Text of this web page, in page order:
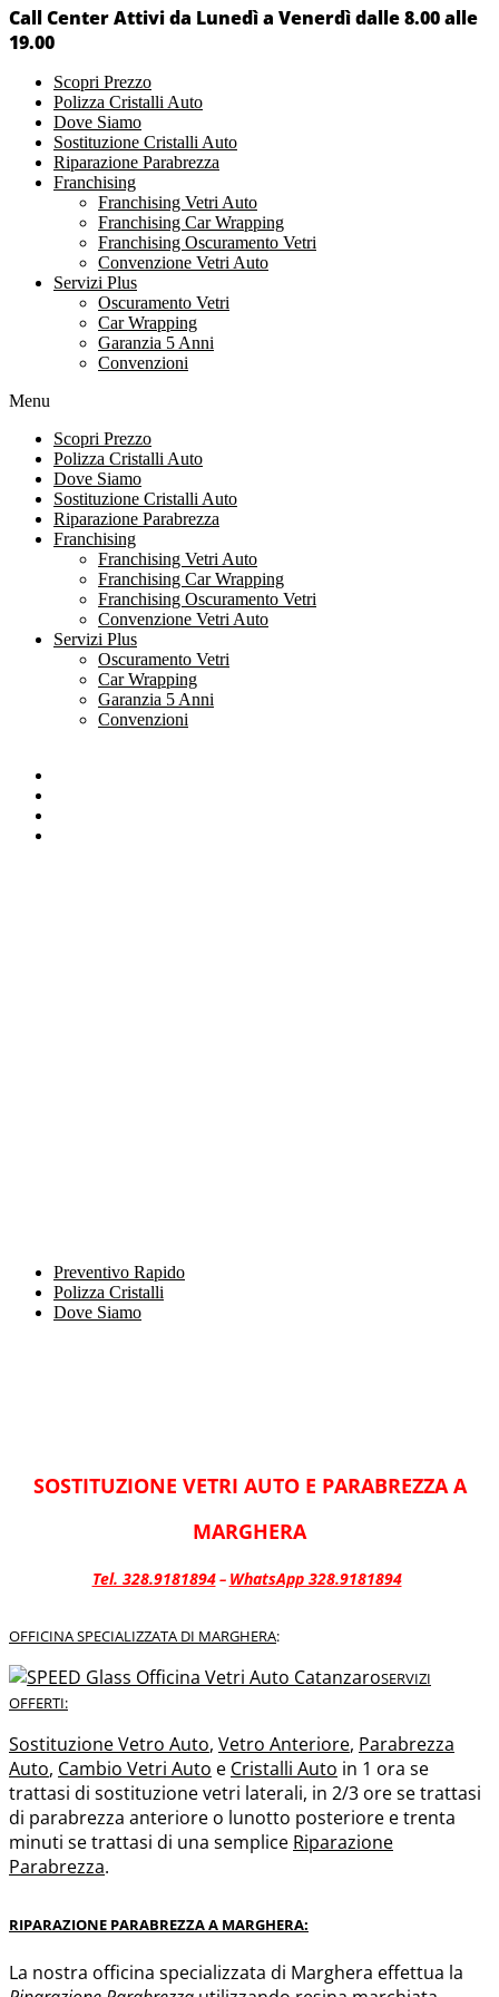
Call Center Attivi da Lunedì a Venerdì dalle 8.00 alle
19.00
Scopri Prezzo
Polizza Cristalli Auto
Dove Siamo
Sostituzione Cristalli Auto
Riparazione Parabrezza
Franchising
Franchising Vetri Auto
Franchising Car Wrapping
Franchising Oscuramento Vetri
Convenzione Vetri Auto
Servizi Plus
Oscuramento Vetri
Car Wrapping
Garanzia 5 Anni
Convenzioni
Menu
Scopri Prezzo
Polizza Cristalli Auto
Dove Siamo
Sostituzione Cristalli Auto
Riparazione Parabrezza
Franchising
Franchising Vetri Auto
Franchising Car Wrapping
Franchising Oscuramento Vetri
Convenzione Vetri Auto
Servizi Plus
Oscuramento Vetri
Car Wrapping
Garanzia 5 Anni
Convenzioni
Preventivo Rapido
Polizza Cristalli
Dove Siamo
SOSTITUZIONE VETRI AUTO E PARABREZZA A
MARGHERA
Tel. 328.9181894– WhatsApp 328.9181894
OFFICINA SPECIALIZZATA DI MARGHERA:
SERVIZI
OFFERTI:
Sostituzione Vetro Auto, Vetro Anteriore, Parabrezza
Auto, Cambio Vetri Auto e Cristalli Auto in 1 ora se
trattasi di sostituzione vetri laterali, in 2/3 ore se trattasi
di parabrezza anteriore o lunotto posteriore e trenta
minuti se trattasi di una semplice Riparazione
Parabrezza.
RIPARAZIONE PARABREZZA A MARGHERA:
La nostra officina specializzata di Marghera effettua la